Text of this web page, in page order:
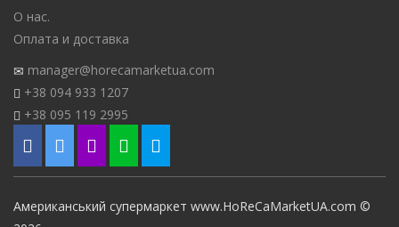
О нас.
Оплата и доставка
manager@horecamarketua.com
+38 094 933 1207
+38 095 119 2995
Американський супермаркет www.HoReCaMarketUА.com ©